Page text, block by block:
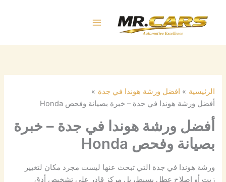
المحتوى
الرئيسية
افضل ورشة هوندا في جدة
أفضل ورشة هوندا في جدة – خبرة بصيانة وفحص Honda
أفضل ورشة هوندا في جدة – خبرة
بصيانة وفحص Honda
ورشة هوندا في جدة التي تبحث عنها ليست مجرد مكان لتغيير
زيت أو إصلاح عطل بسيط، بل مركز قادر على تشخيص أدق